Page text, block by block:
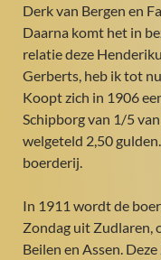
Derk van Bergen en
Daarna komt het in
relatie deze
Gerberts, heb ik tot
Koopt zich in 1906
Schipborg van 1/5
welgeteld 2,50
boerderij.
In 1911 wordt de
Zondag uit Zudlaren,
Beilen en Assen.